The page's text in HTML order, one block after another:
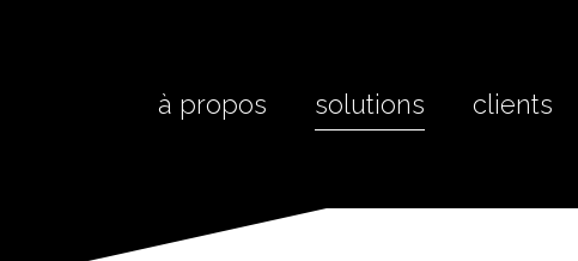
à propos solutions clients